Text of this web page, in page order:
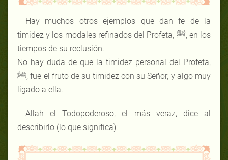
Hay muchos otros ejemplos que dan fe de la
timidez y los modales refinados del Profeta, ﷺ, en los
tiempos de su reclusión.
No hay duda de que la timidez personal del Profeta,
ﷺ, fue el fruto de su timidez con su Señor, y algo muy
ligado a ella.
Allah el Todopoderoso, el más veraz, dice al
describirlo (lo que significa):